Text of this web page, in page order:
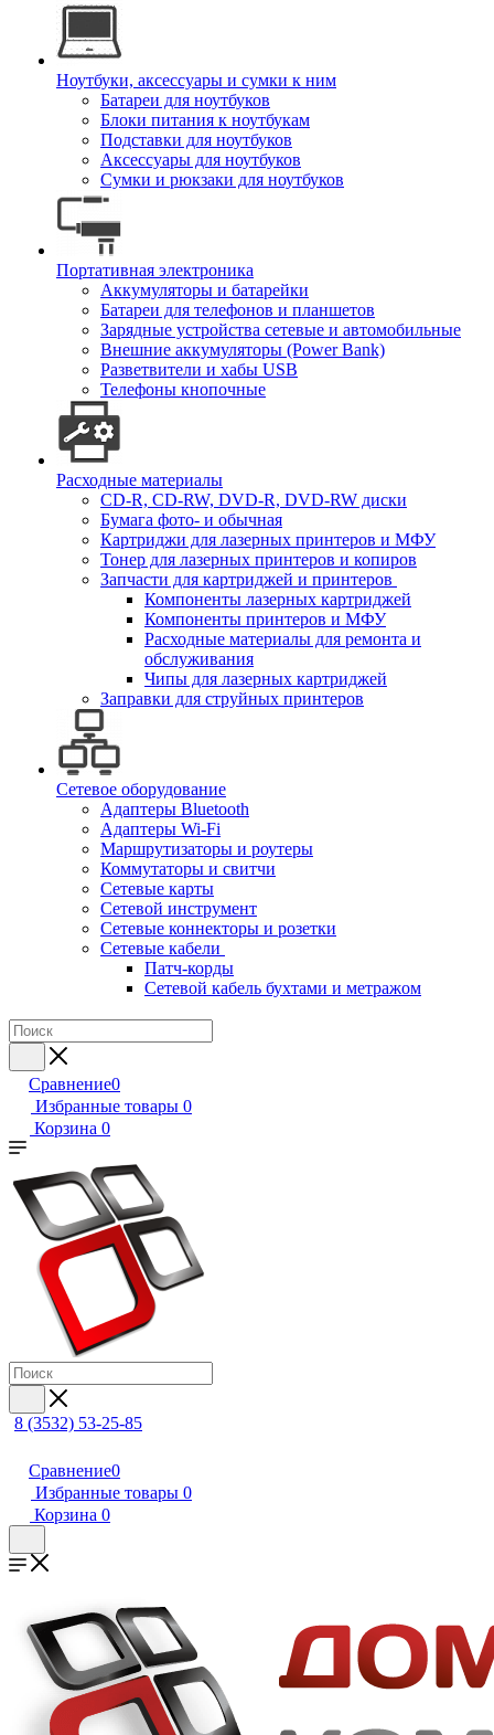
Ноутбуки, аксессуары и сумки к ним
Батареи для ноутбуков
Блоки питания к ноутбукам
Подставки для ноутбуков
Аксессуары для ноутбуков
Сумки и рюкзаки для ноутбуков
Портативная электроника
Аккумуляторы и батарейки
Батареи для телефонов и планшетов
Зарядные устройства сетевые и автомобильные
Внешние аккумуляторы (Power Bank)
Разветвители и хабы USB
Телефоны кнопочные
Расходные материалы
CD-R, CD-RW, DVD-R, DVD-RW диски
Бумага фото- и обычная
Картриджи для лазерных принтеров и МФУ
Тонер для лазерных принтеров и копиров
Запчасти для картриджей и принтеров
Компоненты лазерных картриджей
Компоненты принтеров и МФУ
Расходные материалы для ремонта и
обслуживания
Чипы для лазерных картриджей
Заправки для струйных принтеров
Сетевое оборудование
Адаптеры Bluetooth
Адаптеры Wi-Fi
Маршрутизаторы и роутеры
Коммутаторы и свитчи
Сетевые карты
Сетевой инструмент
Сетевые коннекторы и розетки
Сетевые кабели
Патч-корды
Сетевой кабель бухтами и метражом
Сравнение0
Избранные товары 0
Корзина 0
8 (3532) 53-25-85
Сравнение0
Избранные товары 0
Корзина 0